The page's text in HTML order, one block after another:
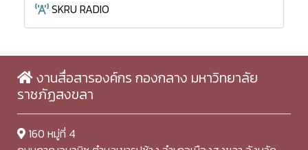
SKRU RADIO
งานสื่อสารองค์กร กองกลาง มหาวิทยาลัย
ราชภัฏสงขลา
160 หมู่ที่ 4